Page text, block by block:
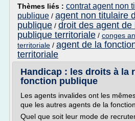
Thèmes liés : contrat agent non
publique / agent non titulaire
publique / droit des agent de
publique territoriale / conges
territoriale / agent de la
territoriale
Handicap : les droits à la
fonction publique
Les agents invalides ont les
que les autres agents de la
Quel que soit leur mode de